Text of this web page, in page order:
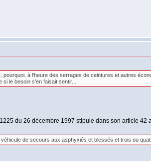
à l'heure des serrages de ceintures et autres
le besoin s'en faisait sentir...
du 26 décembre 1997 stipule dans son article 42
de secours aux asphyxiés et blessés et trois ou